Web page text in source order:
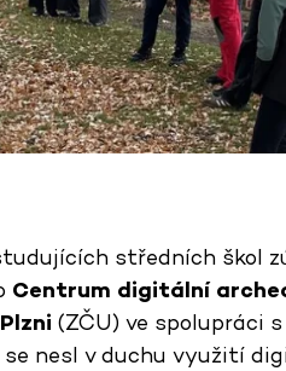
středních škol
Centrum digitální
(ZČU) ve spolupráci s
se nesl v duchu využití